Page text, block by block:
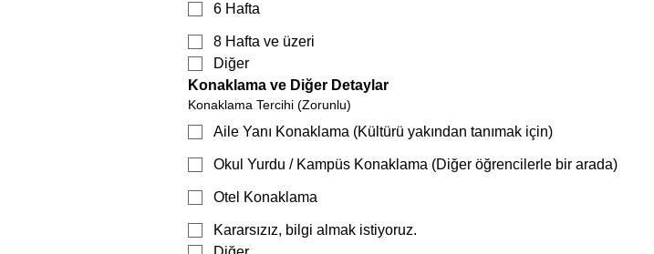
6 Hafta
8 Hafta ve üzeri
Diğer
Konaklama ve Diğer Detaylar
Konaklama Tercihi (Zorunlu)
Aile Yanı Konaklama (Kültürü yakından tanımak için)
Okul Yurdu / Kampüs Konaklama (Diğer öğrencilerle bir arada)
Otel Konaklama
Kararsızız, bilgi almak istiyoruz.